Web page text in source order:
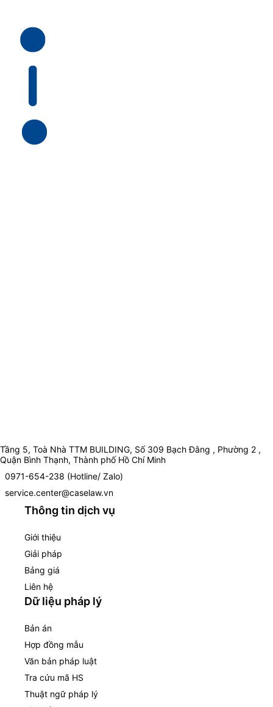
Tầng 5, Toà Nhà TTM BUILDING, Số 309 Bạch Đằng , Phường 2 ,
Quận Bình Thạnh, Thành phố Hồ Chí Minh
0971-654-238 (Hotline/ Zalo)
service.center@caselaw.vn
Thông tin dịch vụ
Giới thiệu
Giải pháp
Bảng giá
Liên hệ
Dữ liệu pháp lý
Bản án
Hợp đồng mẫu
Văn bản pháp luật
Tra cứu mã HS
Thuật ngữ pháp lý